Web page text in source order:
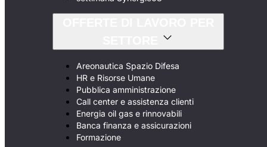
Areonautica Spazio Difesa
HR e Risorse Umane
Pubblica amministrazione
Call center e assistenza clienti
Energia oil gas e rinnovabili
Banca finanza e assicurazioni
Formazione